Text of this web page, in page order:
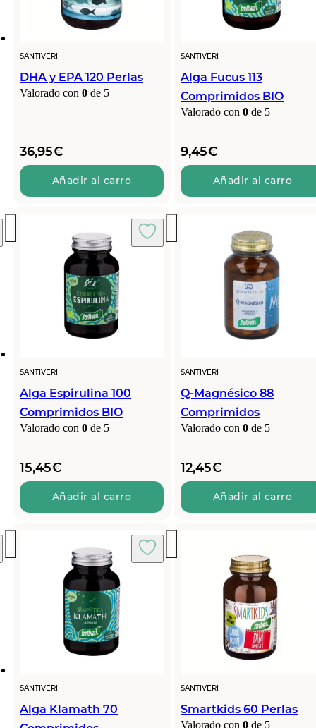
SANTIVERI
DHA y EPA 120 Perlas
Valorado con 0 de 5
36,95€
Añadir al carro
SANTIVERI
Alga Fucus 113
Comprimidos BIO
Valorado con 0 de 5
9,45€
Añadir al carro
SANTIVERI
Alga Espirulina 100
Comprimidos BIO
Valorado con 0 de 5
15,45€
Añadir al carro
SANTIVERI
Q-Magnésico 88
Comprimidos
Valorado con 0 de 5
12,45€
Añadir al carro
SANTIVERI
Alga Klamath 70
SANTIVERI
Smartkids 60 Perlas
Valorado con 0 de 5